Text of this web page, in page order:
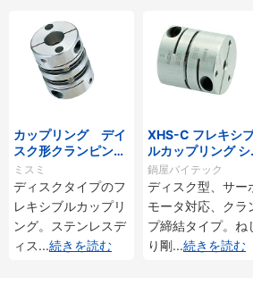
カップリング デイ
スク形クランピング
タイプ／サーボモー
タ対応
ミスミ
ディスクタイプのフ
レキシブルカップリ
ング。ステンレスデ
ィス...続きを読む
XHS-C フレキシ
ルカップリング シ
グルディスクタイプ
鍋屋バイテック
ディスク型、サー
モータ対応、クラ
プ締結タイプ。ね
り剛...続きを読む